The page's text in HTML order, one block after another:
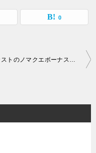
0
モンストのノマクエボーナスステージで経験値を最大限手に入れる方法